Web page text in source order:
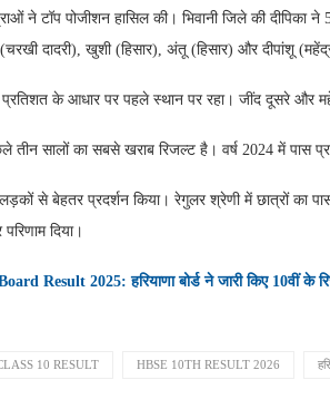
ने टॉप पोजीशन हासिल की। भिवानी जिले की दीपिका
दादरी), खुशी (हिसार), अंतू (हिसार) और दीपांशू
प्रतिशत के आधार पर पहले स्थान पर रहा। जींद दूसरे और
तीन सालों का सबसे खराब रिजल्ट है। वर्ष 2024 में पास
से बेहतर प्रदर्शन किया। रेगुलर श्रेणी में छात्रों का
दिया।
Result 2025: हरियाणा बोर्ड ने जारी किए 10वीं के
10 RESULT HBSE 10TH RESULT 2026